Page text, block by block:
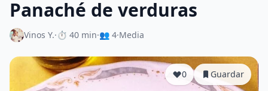
Panaché de verduras
Vinos Y.·⏱ 40 min·👥 4·Media
0 Guardar